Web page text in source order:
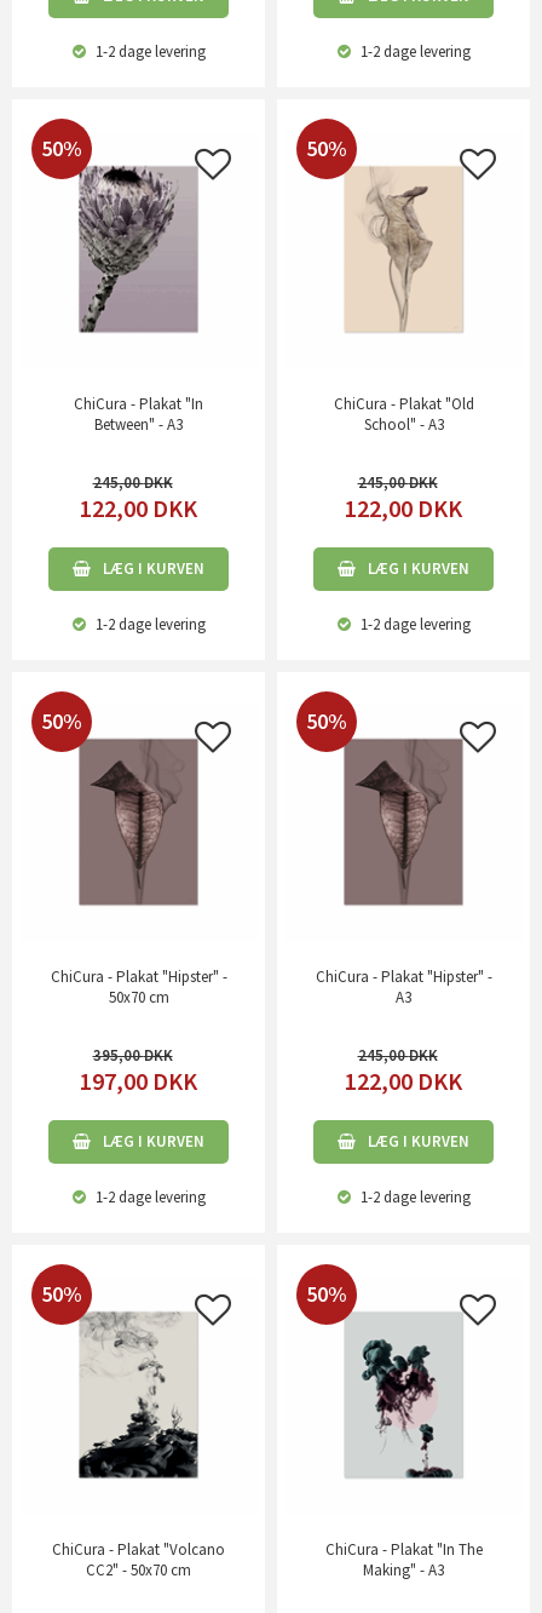
1-2 dagelevering 1-2 dagelevering
50%
ChiCura - Plakat "In
Between" - A3
245,00
122,00 DKK
LÆG I KURVEN
1-2 dagelevering
50%
ChiCura - Plakat "Old
School" - A3
245,00
122,00 DKK
LÆG I KURVEN
1-2 dagelevering
50%
ChiCura - Plakat "Hipster" -
50x70 cm
395,00
197,00 DKK
LÆG I KURVEN
1-2 dagelevering
50%
ChiCura - Plakat "Hipster" -
A3
245,00
122,00 DKK
LÆG I KURVEN
1-2 dagelevering
50%
ChiCura - Plakat "Volcano
CC2" - 50x70 cm
50%
ChiCura - Plakat "In The
Making" - A3